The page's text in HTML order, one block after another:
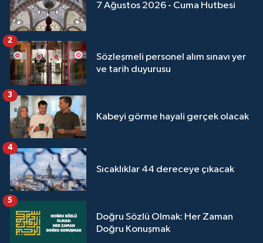
7 Ağustos 2026 - Cuma Hutbesi
Sözleşmeli personel alım sınavı yer
ve tarih duyurusu
2
Kabeyi görme hayali gerçek olacak
3
Sıcaklıklar 44 dereceye çıkacak
4
Doğru Sözlü Olmak: Her Zaman
Doğru Konuşmak
5